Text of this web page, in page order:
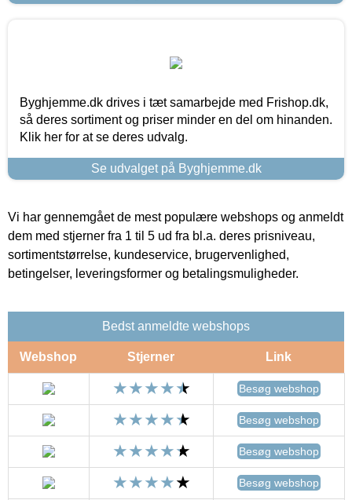
Byghjemme.dk drives i tæt samarbejde med Frishop.dk,
så deres sortiment og priser minder en del om hinanden.
Klik her for at se deres udvalg.
Se udvalget på Byghjemme.dk
Vi har gennemgået de mest populære webshops og anmeldt
dem med stjerner fra 1 til 5 ud fra bl.a. deres prisniveau,
sortimentstørrelse, kundeservice, brugervenlighed,
betingelser, leveringsformer og betalingsmuligheder.
Bedst anmeldte webshops
Webshop Stjerner Link
Besøg webshop
Besøg webshop
Besøg webshop
Besøg webshop